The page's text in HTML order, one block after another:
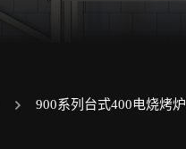
900系列台式400电烧烤炉